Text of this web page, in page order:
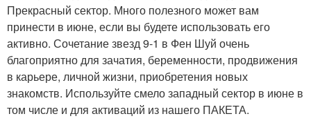
Прекрасный сектор. Много полезного может вам
принести в июне, если вы будете использовать его
активно. Сочетание звезд 9-1 в Фен Шуй очень
благоприятно для зачатия, беременности, продвижения
в карьере, личной жизни, приобретения новых
знакомств. Используйте смело западный сектор в июне в
том числе и для активаций из нашего ПАКЕТА.